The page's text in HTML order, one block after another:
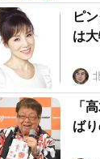
ピ
は
「
ば